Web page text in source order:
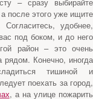
после этого уже ищите
удобнее,
под боком, и до него
район – это очень
рядом. Конечно, иногда
тишиной и
поехать за город,
, а на улице пожарить